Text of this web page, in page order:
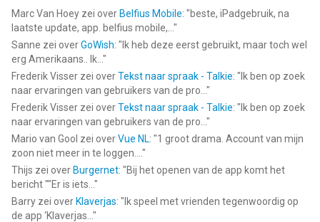
Marc Van Hoey zei over Belfius Mobile: "beste, iPadgebruik, na
laatste update, app. belfius mobile,... "
Sanne zei overGoWish: " Ik heb deze eerst gebruikt, maar toch wel
erg Amerikaans.. Ik... "
Frederik Visser zei overTekst naar spraak - Talkie: " Ik ben op zoek
naar ervaringen van gebruikers van de pro... "
Frederik Visser zei overTekst naar spraak - Talkie: " Ik ben op zoek
naar ervaringen van gebruikers van de pro... "
Mario van Gool zei overVue NL: "1 groot drama. Account van mijn
zoon niet meer in te loggen.... "
Thijs zei over Burgernet: "Bij het openen van de app komt het
bericht ""Er is iets... "
Barry zei over Klaverjas: " Ik speel met vrienden tegenwoordig op
de app ‘Klaverjas... "